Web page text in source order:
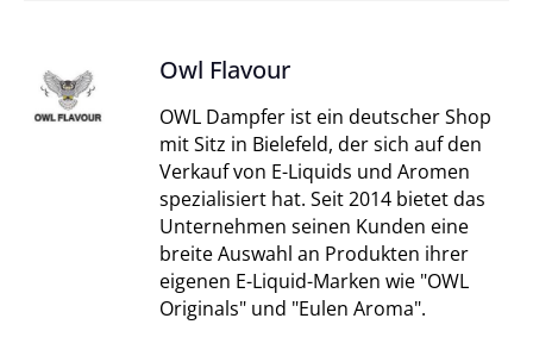
Owl Flavour
OWL Dampfer ist ein deutscher Shop
mit Sitz in Bielefeld, der sich auf den
Verkauf von E-Liquids und Aromen
spezialisiert hat. Seit 2014 bietet das
Unternehmen seinen Kunden eine
breite Auswahl an Produkten ihrer
eigenen E-Liquid-Marken wie "OWL
Originals" und "Eulen Aroma".